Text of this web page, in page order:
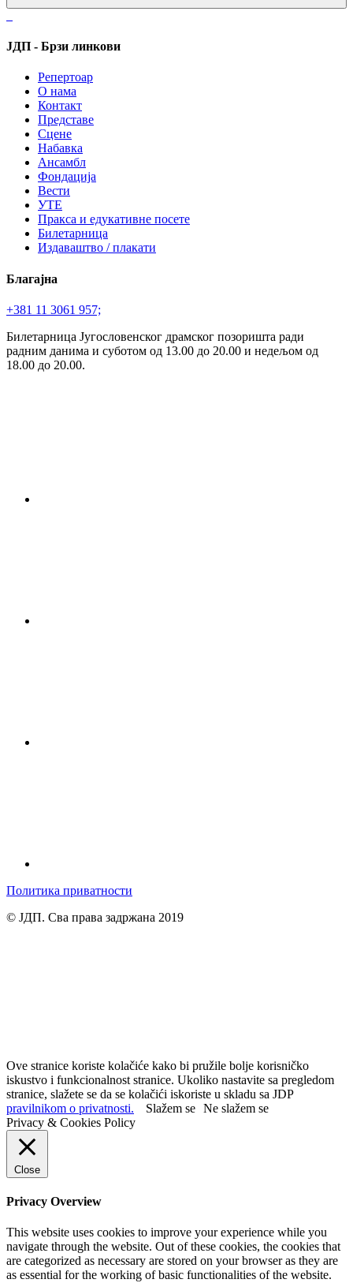
ЈДП - Брзи линкови
Репертоар
О нама
Контакт
Представе
Сцене
Набавка
Ансамбл
Фондација
Вести
УТЕ
Пракса и едукативне посете
Билетарница
Издаваштво / плакати
Благајна
+381 11 3061 957;
Билетарница Југословенског драмског позоришта ради
радним данима и суботом од 13.00 до 20.00 и недељом од
18.00 до 20.00.
Политика приватности
© ЈДП. Сва права задржана 2019
Ove stranice koriste kolačiće kako bi pružile bolje korisničko
iskustvo i funkcionalnost stranice. Ukoliko nastavite sa pregledom
stranice, slažete se da se kolačići iskoriste u skladu sa JDP
pravilnikom o privatnosti.
Slažem se Ne slažem se
Privacy & Cookies Policy
Close
Privacy Overview
This website uses cookies to improve your experience while you
navigate through the website. Out of these cookies, the cookies that
are categorized as necessary are stored on your browser as they are
as essential for the working of basic functionalities of the website.